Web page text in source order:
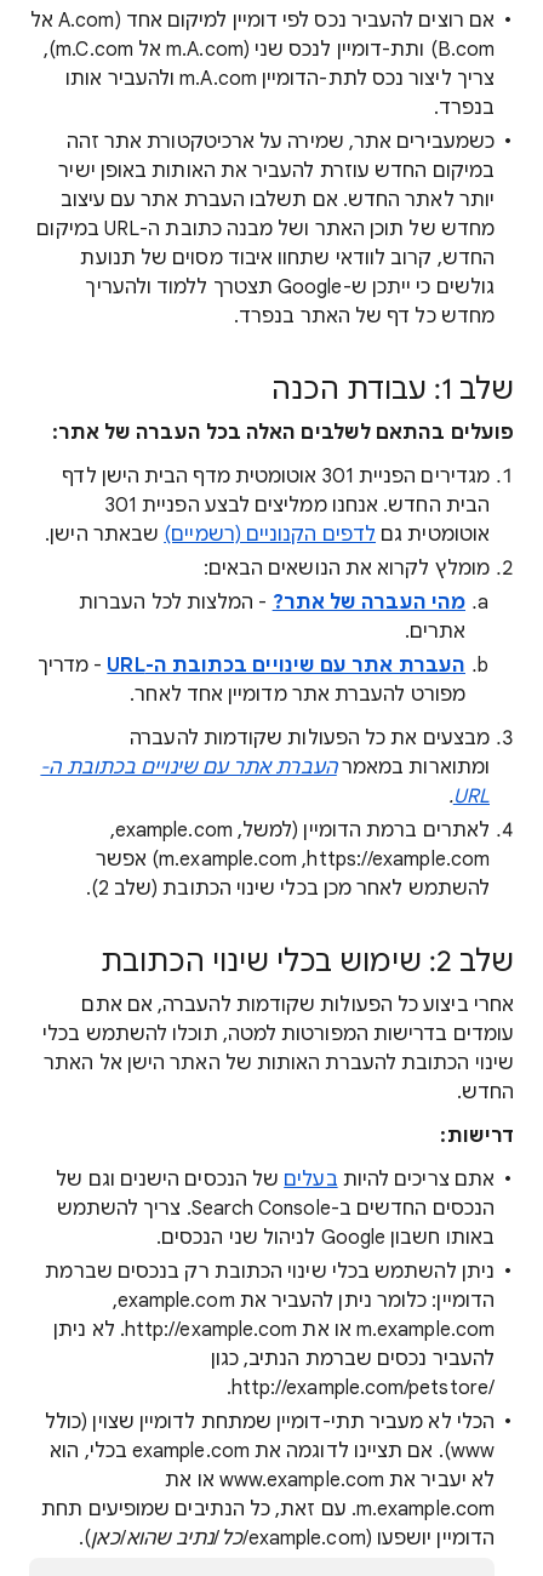
אם רוצים להעביר נכס לפי דומיין למיקום אחד (A.com אל
B.com) ותת-דומיין לנכס שני (m.A.com אל m.C.com),
צריך ליצור נכס לתת-הדומיין m.A.com ולהעביר אותו
בנפרד.
כשמעבירים אתר, שמירה על ארכיטקטורת אתר זהה
במיקום החדש עוזרת להעביר את האותות באופן ישיר
יותר לאתר החדש. אם תשלבו העברת אתר עם עיצוב
מחדש של תוכן האתר ושל מבנה כתובת ה-URL במיקום
החדש, קרוב לוודאי שתחוו איבוד מסוים של תנועת
גולשים כי ייתכן ש-Google תצטרך ללמוד ולהעריך
מחדש כל דף של האתר בנפרד.
שלב 1: עבודת הכנה
פועלים בהתאם לשלבים האלה בכל העברה של אתר:
מגדירים הפניית 301 אוטומטית מדף הבית הישן לדף
הבית החדש. אנחנו ממליצים לבצע הפניית 301
אוטומטית גם לדפים הקנוניים (רשמיים) שבאתר הישן.
מומלץ לקרוא את הנושאים הבאים:
מהי העברה של אתר? - המלצות לכל העברות
אתרים.
העברת אתר עם שינויים בכתובת ה-URL
- מדריך
מפורט להעברת אתר מדומיין אחד לאחר.
מבצעים את כל הפעולות שקודמות להעברה
ומתוארות במאמרהעברת אתר עם שינויים בכתובת ה-
URL
.
לאתרים ברמת הדומיין (למשל, example.com,‏
https://example.com,‏ m.example.com) אפשר
להשתמש לאחר מכן בכלי שינוי הכתובת (שלב 2).
שלב 2: שימוש בכלי שינוי הכתובת
אחרי ביצוע כל הפעולות שקודמות להעברה, אם אתם
עומדים בדרישות המפורטות למטה, תוכלו להשתמש בכלי
שינוי הכתובת להעברת האותות של האתר הישן אל האתר
החדש.
דרישות:
אתם צריכים להיות בעלים של הנכסים הישנים וגם של
הנכסים החדשים ב-Search Console. צריך להשתמש
באותו חשבון Google לניהול שני הנכסים.
ניתן להשתמש בכלי שינוי הכתובת רק בנכסים שברמת
הדומיין: כלומר ניתן להעביר את ‏example.com,
‏m.example.com או את ‏http://example.com. לא ניתן
להעביר נכסים שברמת הנתיב, כגון
‏/http://example.com/petstore.
הכלי לא מעביר תתי-דומיין שמתחת לדומיין שצוין (כולל
www). אם תציינו לדוגמה את example.com בכלי, הוא
לא יעביר את www.example.com או את
m.example.com. עם זאת, כל הנתיבים שמופיעים תחת
הדומיין יושפעו (example.com/
כל /נתיב שהוא/כאן).